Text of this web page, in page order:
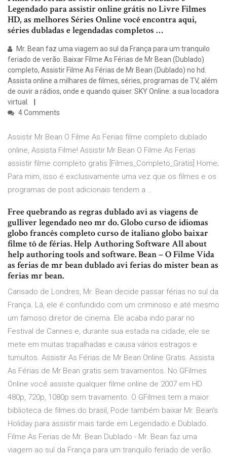
Legendado para assistir online grátis no Livre Filmes
HD, as melhores Séries Online você encontra aqui,
séries dubladas e legendadas completos …
Mr. Bean faz uma viagem ao sul da França para um tranquilo
feriado de verão. Baixar Filme As Férias de Mr Bean (Dublado)
completo, Assistir Filme As Férias de Mr Bean (Dublado) no hd.
Assista online a milhares de filmes, séries, programas de TV, além
de ouvir a rádios, onde e quando quiser. SKY Online: a sua locadora
virtual.
4 Comments
Assistir Mr Bean O Filme As Ferias filme completo dublado
online, Assista Filme! Assistir Mr Bean O Filme As Ferias
assistir filme completo gratis [Filmes_Completo_Gratis] Home;
Para mim, isso é exclusivamente uma vez que os filmes e os
programas de post adicionais tendem a …
Free quebrando as regras dublado avi as viagens de
gulliver legendado neo mr do. Globo curso de idiomas
globo francês completo curso de italiano globo baixar
filme tô de férias. Help Authoring Software All about
help authoring tools and software. Bean – O Filme Vida
as ferias de mr bean dublado avi ferias do mister bean as
ferias mr bean.
Cansado de Londres, Mr. Bean decide passar férias no sul da
França. Lá, ele é confundido com um criminoso e até mesmo
um famoso diretor de cinema. Ele acaba indo parar no
Festival de Cannes e, durante sua estada na cidade, ele se
mete em muitas trapalhadas e causa vários estragos e
tumultos. Assistir As Férias de Mr Bean Online Gratis. Assista
As Férias de Mr Bean gratis sem travamentos. No GFilmes
Online você assiste qualquer filme online de 2007 em HD
480p, 720p, 1080p sem travamento. O GFilmes tem a maior
biblioteca de filmes do brasil, Pode também baixar Mr. Bean's
Holiday para assistir mais tarde em Legendado e Dublado.
Filme As Ferias de Mr. Bean Dublado - Mr. Bean faz uma
viagem ao sul da França para um tranquilo feriado de verão.